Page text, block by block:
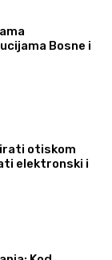
Bosne i
otiskom
elektronski i